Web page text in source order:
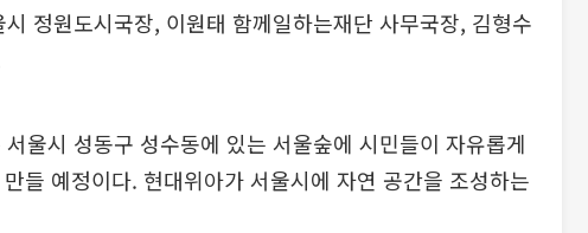
정원도시국장, 이원태 함께일하는재단 사무국장, 김형수
울시 성동구 성수동에 있는 서울숲에 시민들이 자유롭게
들 예정이다. 현대위아가 서울시에 자연 공간을 조성하는